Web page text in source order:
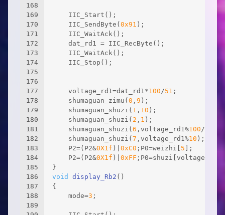
168
169
170
171
172
173
174
175
176
177
178
179
180
181
182
183
184
185
186
187
188
189
	IIC_SendByte(
0x91
	voltage_rd1=dat_rd1*
100/51 ;
	shumaguan_zimu(
0 , 9 );
	shumaguan_shuzi(
1 , 10 );
	shumaguan_shuzi(
2 , 1 );
	shumaguan_shuzi(
6 ,voltage_rd1%100/
	shumaguan_shuzi(
7 ,voltage_rd1%10 );
	P2=(P2&
0X1f )| 0xC0 ;P0=weizhi[ 5 ];
	P2=(P2&
0X1f )| 0xFF ;P0=shuzi[voltage_rd1/
}
void
display_Rb2 ()
{
	mode=
3 ;